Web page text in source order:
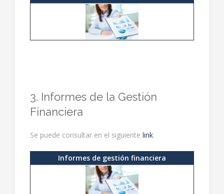
3. Informes de la Gestión
Financiera
Se puede consultar en el siguiente link
Informes de gestión financiera